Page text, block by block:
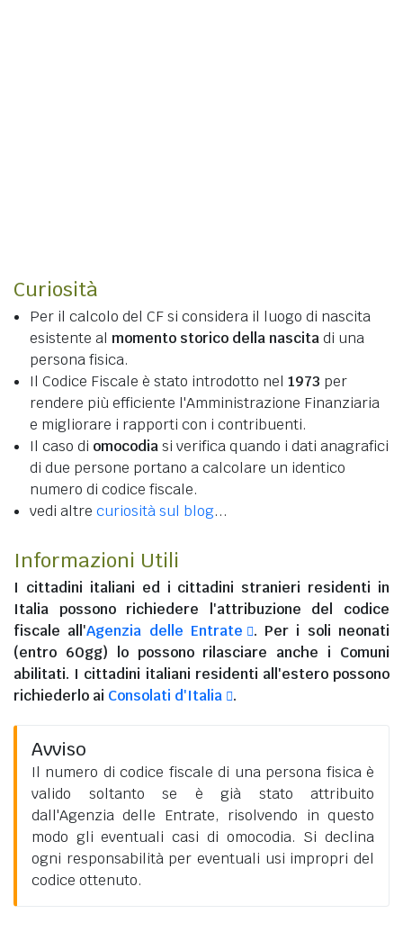
Curiosità
Per il calcolo del CF si considera il luogo di nascita
esistente al momento storico della nascitadi una
persona fisica.
Il Codice Fiscale è stato introdotto nel 1973 per
rendere più efficiente l'Amministrazione Finanziaria
e migliorare i rapporti con i contribuenti.
Il caso di omocodiasi verifica quando i dati anagrafici
di due persone portano a calcolare un identico
numero di codice fiscale.
vedi altre curiosità sul blog...
Informazioni Utili
I cittadini italiani ed i cittadini stranieri residenti in
Italia possono richiedere l'attribuzione del codice
fiscale all'Agenzia delle Entrate
. Per i soli neonati
(entro 60gg) lo possono rilasciare anche i Comuni
abilitati. I cittadini italiani residenti all'esteropossono
richiederlo ai Consolati d'Italia .
Avviso
Il numero di codice fiscale di una persona fisica è
valido soltanto se è già stato attribuito
dall'Agenzia delle Entrate, risolvendo in questo
modo gli eventuali casi di omocodia. Si declina
ogni responsabilità per eventuali usi impropri del
codice ottenuto.